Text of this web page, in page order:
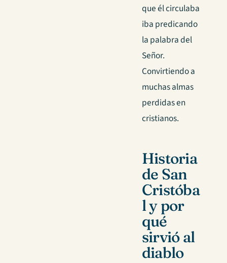
que él circulaba
iba predicando
la palabra del
Señor.
Convirtiendo a
muchas almas
perdidas en
cristianos.
Historia
de San
Cristóba
l y por
qué
sirvió al
diablo